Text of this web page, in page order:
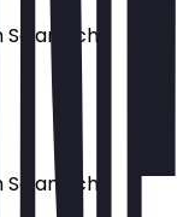
Sojamilch
Sojamilch